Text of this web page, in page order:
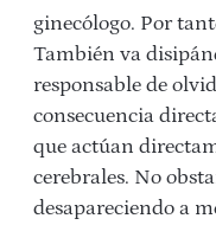
ginecólogo. Por
También va
responsable de
consecuencia
que actúan
cerebrales. No
desapareciendo a